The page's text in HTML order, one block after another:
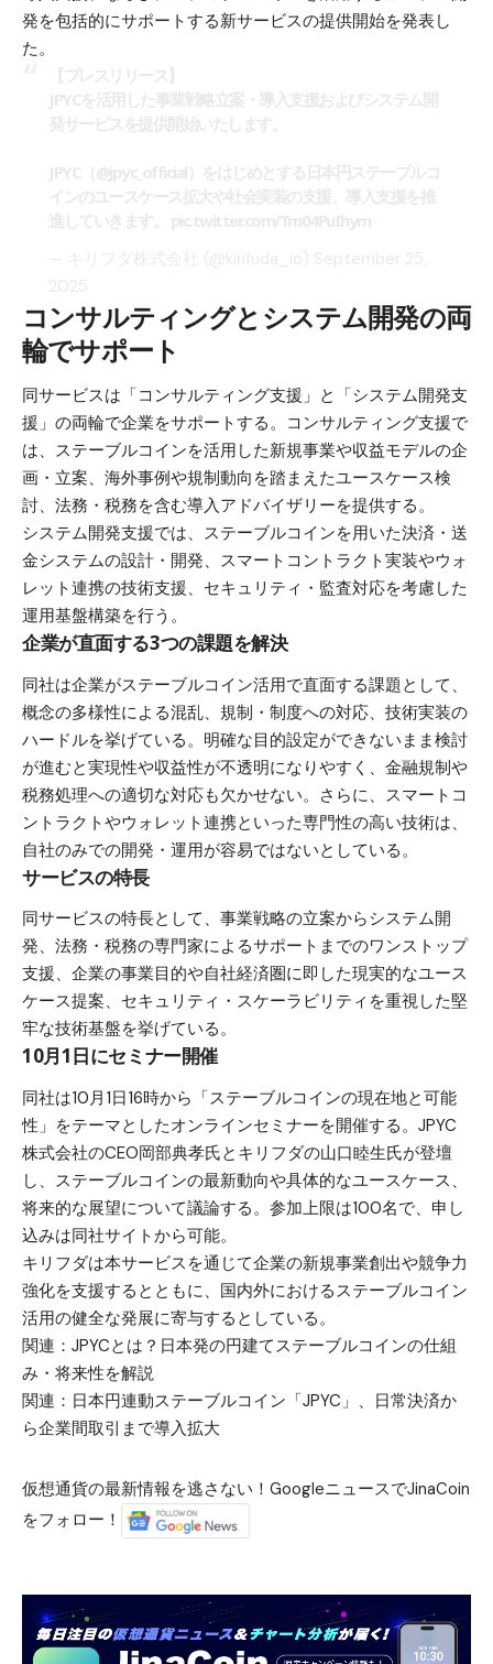
発を包括的にサポートする新サービスの提供開始を発表し
た。
コンサルティングとシステム開発の両
輪でサポート
同サービスは「コンサルティング支援」と「システム開発支
援」の両輪で企業をサポートする。コンサルティング支援で
は、ステーブルコインを活用した新規事業や収益モデルの企
画・立案、海外事例や規制動向を踏まえたユースケース検
討、法務・税務を含む導入アドバイザリーを提供する。
システム開発支援では、ステーブルコインを用いた決済・送
金システムの設計・開発、スマートコントラクト実装やウォ
レット連携の技術支援、セキュリティ・監査対応を考慮した
運用基盤構築を行う。
企業が直面する3つの課題を解決
同社は企業がステーブルコイン活用で直面する課題として、
概念の多様性による混乱、規制・制度への対応、技術実装の
ハードルを挙げている。明確な目的設定ができないまま検討
が進むと実現性や収益性が不透明になりやすく、金融規制や
税務処理への適切な対応も欠かせない。さらに、スマートコ
ントラクトやウォレット連携といった専門性の高い技術は、
自社のみでの開発・運用が容易ではないとしている。
サービスの特長
同サービスの特長として、事業戦略の立案からシステム開
発、法務・税務の専門家によるサポートまでのワンストップ
支援、企業の事業目的や自社経済圏に即した現実的なユース
ケース提案、セキュリティ・スケーラビリティを重視した堅
牢な技術基盤を挙げている。
10月1日にセミナー開催
同社は10月1日16時から「ステーブルコインの現在地と可能
性」をテーマとしたオンラインセミナーを開催する。JPYC
株式会社のCEO岡部典孝氏とキリフダの山口睦生氏が登壇
し、ステーブルコインの最新動向や具体的なユースケース、
将来的な展望について議論する。参加上限は100名で、申し
込みは同社サイトから可能。
キリフダは本サービスを通じて企業の新規事業創出や競争力
強化を支援するとともに、国内外におけるステーブルコイン
活用の健全な発展に寄与するとしている。
関連： JPYCとは？日本発の円建てステーブルコインの仕組
み・将来性を解説
関連： 日本円連動ステーブルコイン「JPYC」、日常決済か
ら企業間取引まで導入拡大
仮想通貨の最新情報を逃さない！GoogleニュースでJinaCoin
をフォロー！